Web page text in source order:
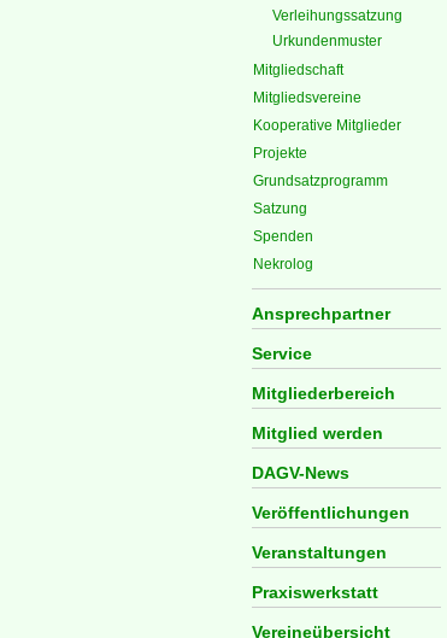
Verleihungssatzung
Urkundenmuster
Mitgliedschaft
Mitgliedsvereine
Kooperative Mitglieder
Projekte
Grundsatzprogramm
Satzung
Spenden
Nekrolog
Ansprechpartner
Service
Mitgliederbereich
Mitglied werden
DAGV-News
Veröffentlichungen
Veranstaltungen
Praxiswerkstatt
Vereineübersicht